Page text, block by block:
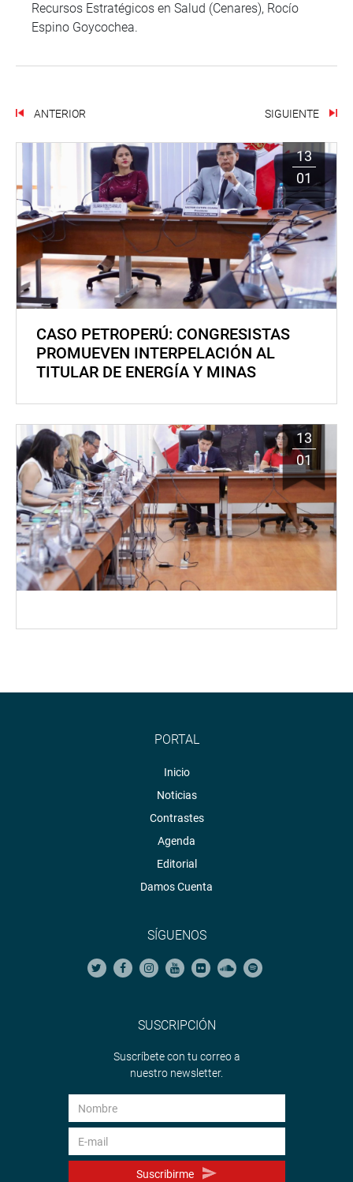
Recursos Estratégicos en Salud (Cenares), Rocío
Espino Goycochea.
ANTERIOR SIGUIENTE
13
01
CASO PETROPERÚ: CONGRESISTAS
PROMUEVEN INTERPELACIÓN AL
TITULAR DE ENERGÍA Y MINAS
13
01
PORTAL
Inicio
Noticias
Contrastes
Agenda
Editorial
Damos Cuenta
SÍGUENOS
SUSCRIPCIÓN
Suscríbete con tu correo a
nuestro newsletter.
Suscribirme